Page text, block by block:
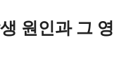
원인과 그 영